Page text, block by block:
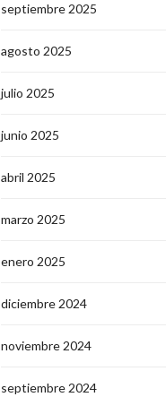
septiembre 2025
agosto 2025
julio 2025
junio 2025
abril 2025
marzo 2025
enero 2025
diciembre 2024
noviembre 2024
septiembre 2024